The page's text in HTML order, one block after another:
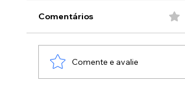
fazendo julgamentos
"precisariamos" fazer ou
fazer, sem ao menos se
Comentários
Comente e avalie